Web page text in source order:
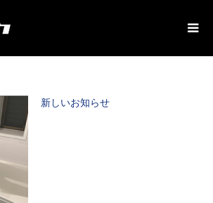
新しいお知らせ